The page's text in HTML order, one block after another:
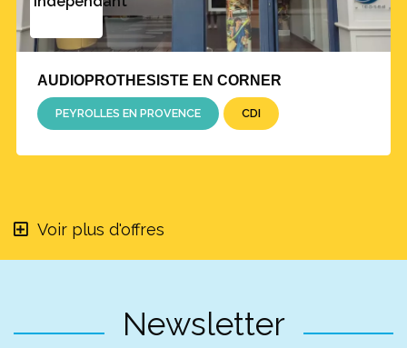
AUDIOPROTHESISTE EN CORNER
PEYROLLES EN PROVENCE CDI
Voir plus d'offres
Newsletter